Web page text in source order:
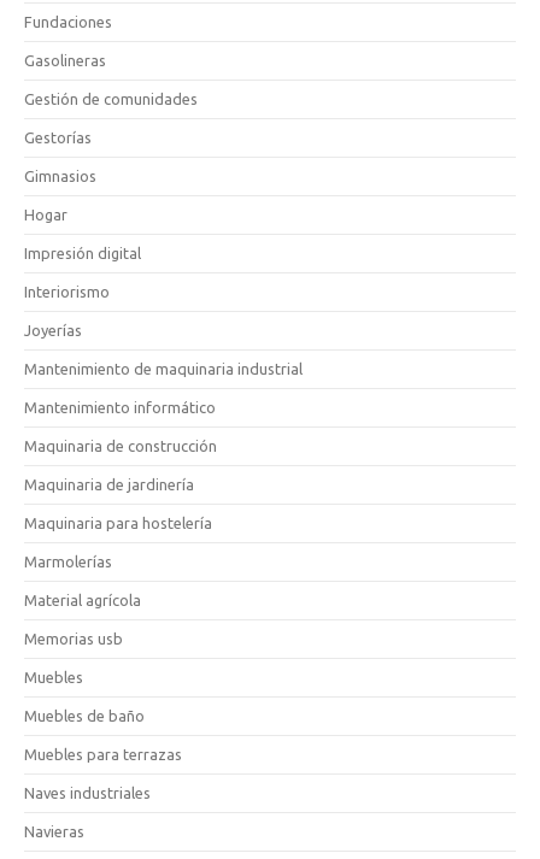
Fundaciones
Gasolineras
Gestión de comunidades
Gestorías
Gimnasios
Hogar
Impresión digital
Interiorismo
Joyerías
Mantenimiento de maquinaria industrial
Mantenimiento informático
Maquinaria de construcción
Maquinaria de jardinería
Maquinaria para hostelería
Marmolerías
Material agrícola
Memorias usb
Muebles
Muebles de baño
Muebles para terrazas
Naves industriales
Navieras